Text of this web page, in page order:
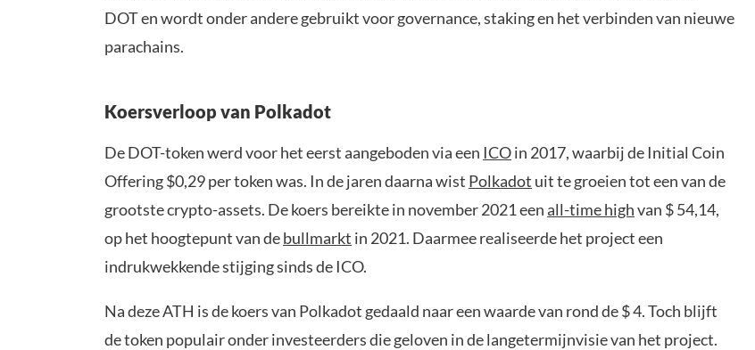
DOT en wordt onder andere gebruikt voor governance, staking en het verbinden van nieuwe
parachains.
Koersverloop van Polkadot
De DOT-token werd voor het eerst aangeboden via een ICOin 2017, waarbij de Initial Coin
Offering $0,29 per token was. In de jaren daarna wist Polkadot uit te groeien tot een van de
grootste crypto-assets. De koers bereikte in november 2021 eenall-time highvan $ 54,14,
op het hoogtepunt van debullmarkt in 2021. Daarmee realiseerde het project een
indrukwekkende stijging sinds de ICO.
Na deze ATH is de koers van Polkadot gedaald naar een waarde van rond de $ 4. Toch blijft
de token populair onder investeerders die geloven in de langetermijnvisie van het project.